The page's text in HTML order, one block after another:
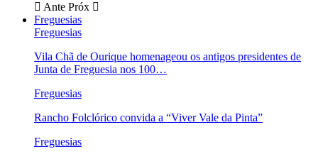
Ante Próx
Freguesias
Freguesias
Vila Chã de Ourique homenageou os antigos presidentes de
Junta de Freguesia nos 100…
Freguesias
Rancho Folclórico convida a “Viver Vale da Pinta”
Freguesias